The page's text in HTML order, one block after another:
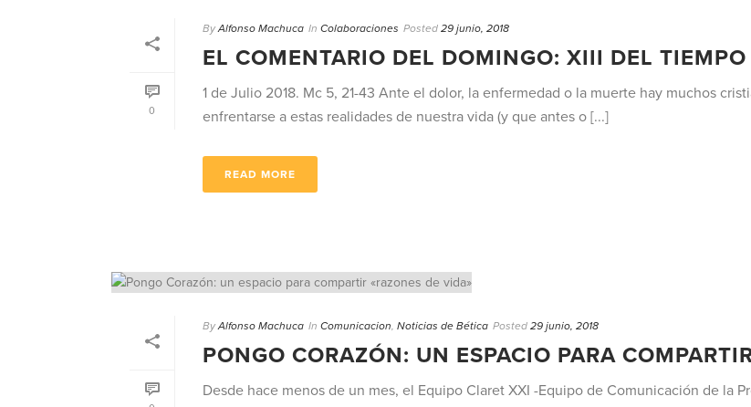
0
By Alfonso Machuca In Colaboraciones Posted 29 junio, 2018
EL COMENTARIO DEL DOMINGO: XIII DEL
1 de Julio 2018. Mc 5, 21-43 Ante el dolor, la enfermedad o la muerte hay muchos
enfrentarse a estas realidades de nuestra vida (y que antes o [...]
READ MORE
By Alfonso Machuca In Comunicacion Noticias de Bética Posted 29 junio, 2018
PONGO CORAZÓN: UN ESPACIO PARA
Desde hace menos de un mes, el Equipo Claret XXI -Equipo de Comunicación de la